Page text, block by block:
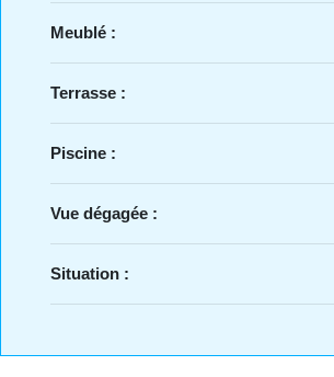
Meublé :
Terrasse :
Piscine :
Vue dégagée :
Situation :